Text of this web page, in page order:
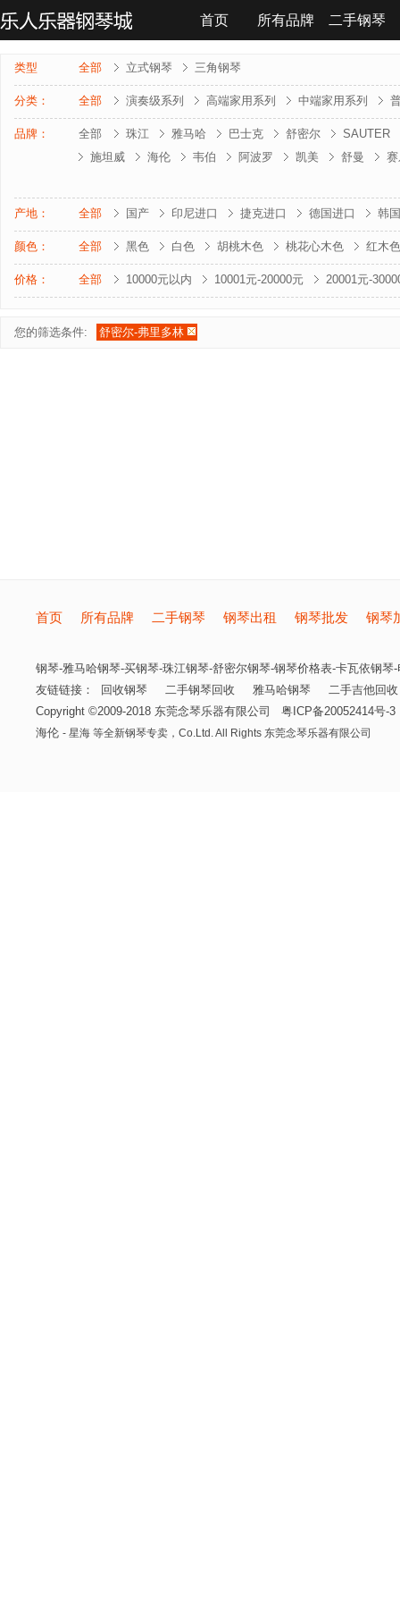
首页 所有品牌 二手钢琴
联系我们
类型 全部 立式钢琴 三角钢琴
分类： 全部 演奏级系列 高端家用系列 中端家用系列
品牌： 全部 珠江 雅马哈 巴士克 舒密尔
SAUTER
施坦威
海伦 韦伯 阿波罗 凯美 舒曼
产地： 全部 国产 印尼进口 捷克进口 德国进口 韩
颜色： 全部 黑色 白色 胡桃木色 桃花心木色 红木色
价格： 全部 10000元以内 10001元-20000元 20001元-
您的筛选条件: 舒密尔-弗里多林
首页 所有品牌 二手钢琴 钢琴出租 钢琴批发 钢琴
钢琴-雅马哈钢琴-买钢琴-珠江钢琴-舒密尔钢琴-钢琴价格表-卡瓦依钢琴
友链链接：
回收钢琴 二手钢琴回收 雅马哈钢琴
二手吉他回收
Copyright ©2009-2018 东莞念琴乐器有限公司
粤ICP备20052414号-3
海伦 - 星海 等全新钢琴专卖， Co.Ltd. All Rights 东莞念琴乐器有限公司